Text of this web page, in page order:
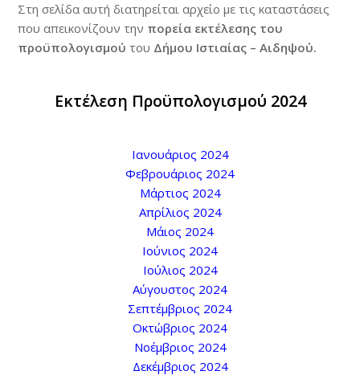
Στη σελίδα αυτή διατηρείται αρχείο με τις καταστάσεις
που απεικονίζουν την πορεία εκτέλεσης του
προϋπολογισμού του Δήμου Ιστιαίας – Αιδηψού.
Εκτέλεση Προϋπολογισμού 2024
Ιανουάριος 2024
Φεβρουάριος 2024
Μάρτιος 2024
Απρίλιος 2024
Μάιος 2024
Ιούνιος 2024
Ιούλιος 2024
Αύγουστος 2024
Σεπτέμβριος 2024
Οκτώβριος 2024
Νοέμβριος 2024
Δεκέμβριος 2024